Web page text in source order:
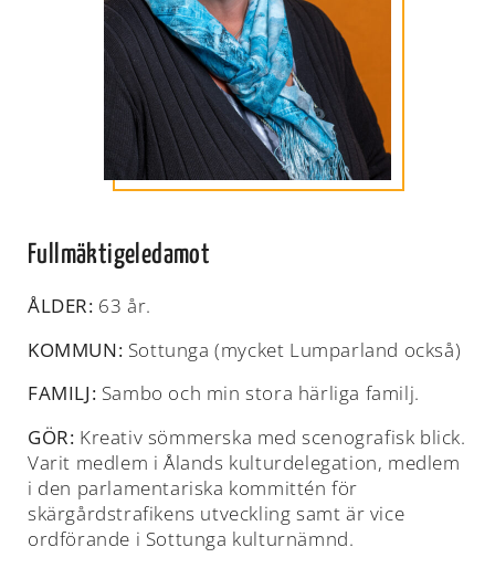
Fullmäktigeledamot
ÅLDER: 63 år.
KOMMUN: Sottunga (mycket Lumparland också)
FAMILJ: Sambo och min stora härliga familj.
GÖR: Kreativ sömmerska med scenografisk blick.
Varit medlem i Ålands kulturdelegation, medlem
i den parlamentariska kommittén för
skärgårdstrafikens utveckling samt är vice
ordförande i Sottunga kulturnämnd.